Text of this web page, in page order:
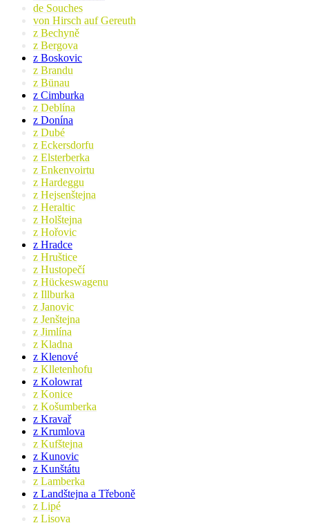
de Souches
von Hirsch auf Gereuth
z Bechyně
z Bergova
z Boskovic
z Brandu
z Bünau
z Cimburka
z Deblína
z Donína
z Dubé
z Eckersdorfu
z Elsterberka
z Enkenvoirtu
z Hardeggu
z Hejsenštejna
z Heraltic
z Holštejna
z Hořovic
z Hradce
z Hruštice
z Hustopečí
z Hückeswagenu
z Illburka
z Janovic
z Jenštejna
z Jimlína
z Kladna
z Klenové
z Klletenhofu
z Kolowrat
z Konice
z Košumberka
z Kravař
z Krumlova
z Kufštejna
z Kunovic
z Kunštátu
z Lamberka
z Landštejna a Třeboně
z Lipé
z Lisova